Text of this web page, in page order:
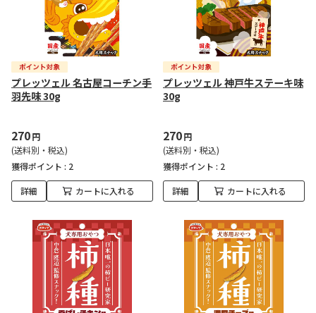
プレッツェル 名古屋コーチン手
羽先味 30g
270円
(送料別・税込)
獲得ポイント : 2
詳細 カートに入れる
プレッツェル 神戸牛ステーキ味
30g
270円
(送料別・税込)
獲得ポイント : 2
詳細 カートに入れる